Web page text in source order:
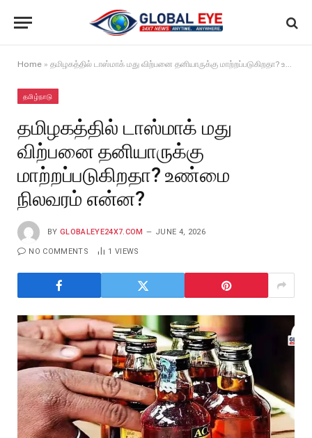
Home » தமிழகத்தில் டாஸ்மாக் மது விற்பனை தனியாருக்கு மாற்றப்படுகிறதா? உண்மை நிலவரம் என்ன?
தமிழ்நாடு
தமிழகத்தில் டாஸ்மாக் மது
விற்பனை தனியாருக்கு
மாற்றப்படுகிறதா? உண்மை
நிலவரம் என்ன?
BY GLOBALEYE24X7.COM JUNE 4, 2026
NO COMMENTS 1 VIEWS